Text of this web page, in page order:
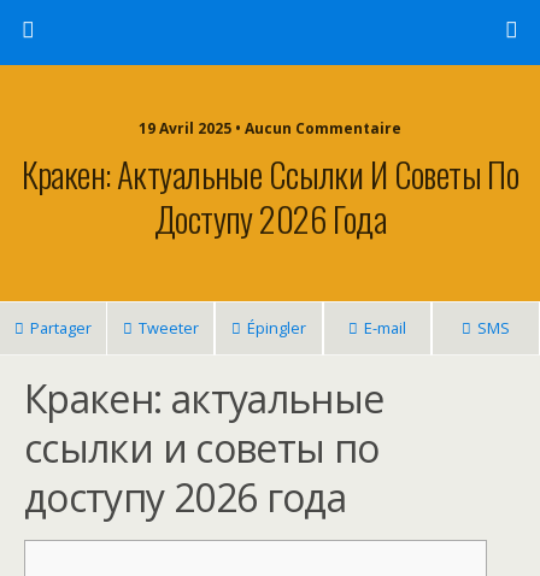
19 Avril 2025 • Aucun Commentaire
Кракен: Актуальные Ссылки И Советы По
Доступу 2026 Года
Partager Tweeter Épingler E-mail SMS
Кракен: актуальные
ссылки и советы по
доступу 2026 года